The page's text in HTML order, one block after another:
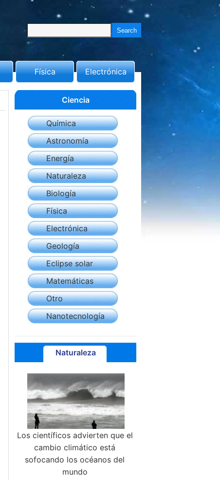
Física Electrónica
Ciencia
Química
Astronomía
Energía
Naturaleza
Biología
Física
Electrónica
Geología
Eclipse solar
Matemáticas
Otro
Nanotecnología
Naturaleza
Los científicos advierten que el
cambio climático está
sofocando los océanos del
mundo